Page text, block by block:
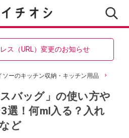
ス（URL）変更のお知らせ
ソーのキッチン収納・キッチン用品
バッグ」の使い方や
選！何ml入る？入れ
ど